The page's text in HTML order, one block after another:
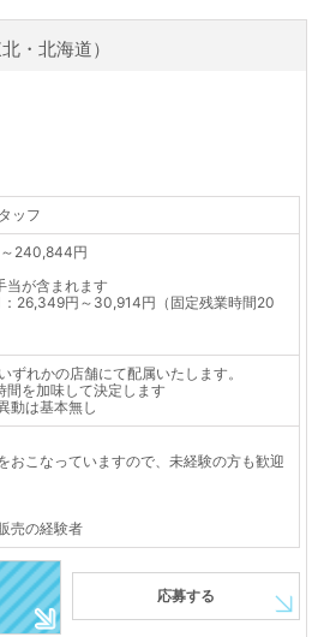
・北海道）
ッフ
240,844円
当が含まれます
：26,349円～30,914円（固定残業時間20
ずれかの店舗にて配属いたします。
間を加味して決定します
動は基本無し
おこなっていますので、未経験の方も歓迎
売の経験者
応募する